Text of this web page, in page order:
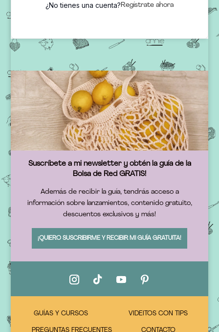
¿No tienes una cuenta?Regístrate ahora
Suscríbete a mi newsletter y obtén la guía de la
Bolsa de Red GRATIS!
Además de recibir la guía, tendrás acceso a
información sobre lanzamientos, contenido gratuito,
descuentos exclusivos y más!
¡QUIERO SUSCRIBIRME Y RECIBIR MI GUÍA GRATUITA!
GUÍAS Y CURSOS VIDEITOS CON TIPS
PREGUNTAS FRECUENTES CONTACTO